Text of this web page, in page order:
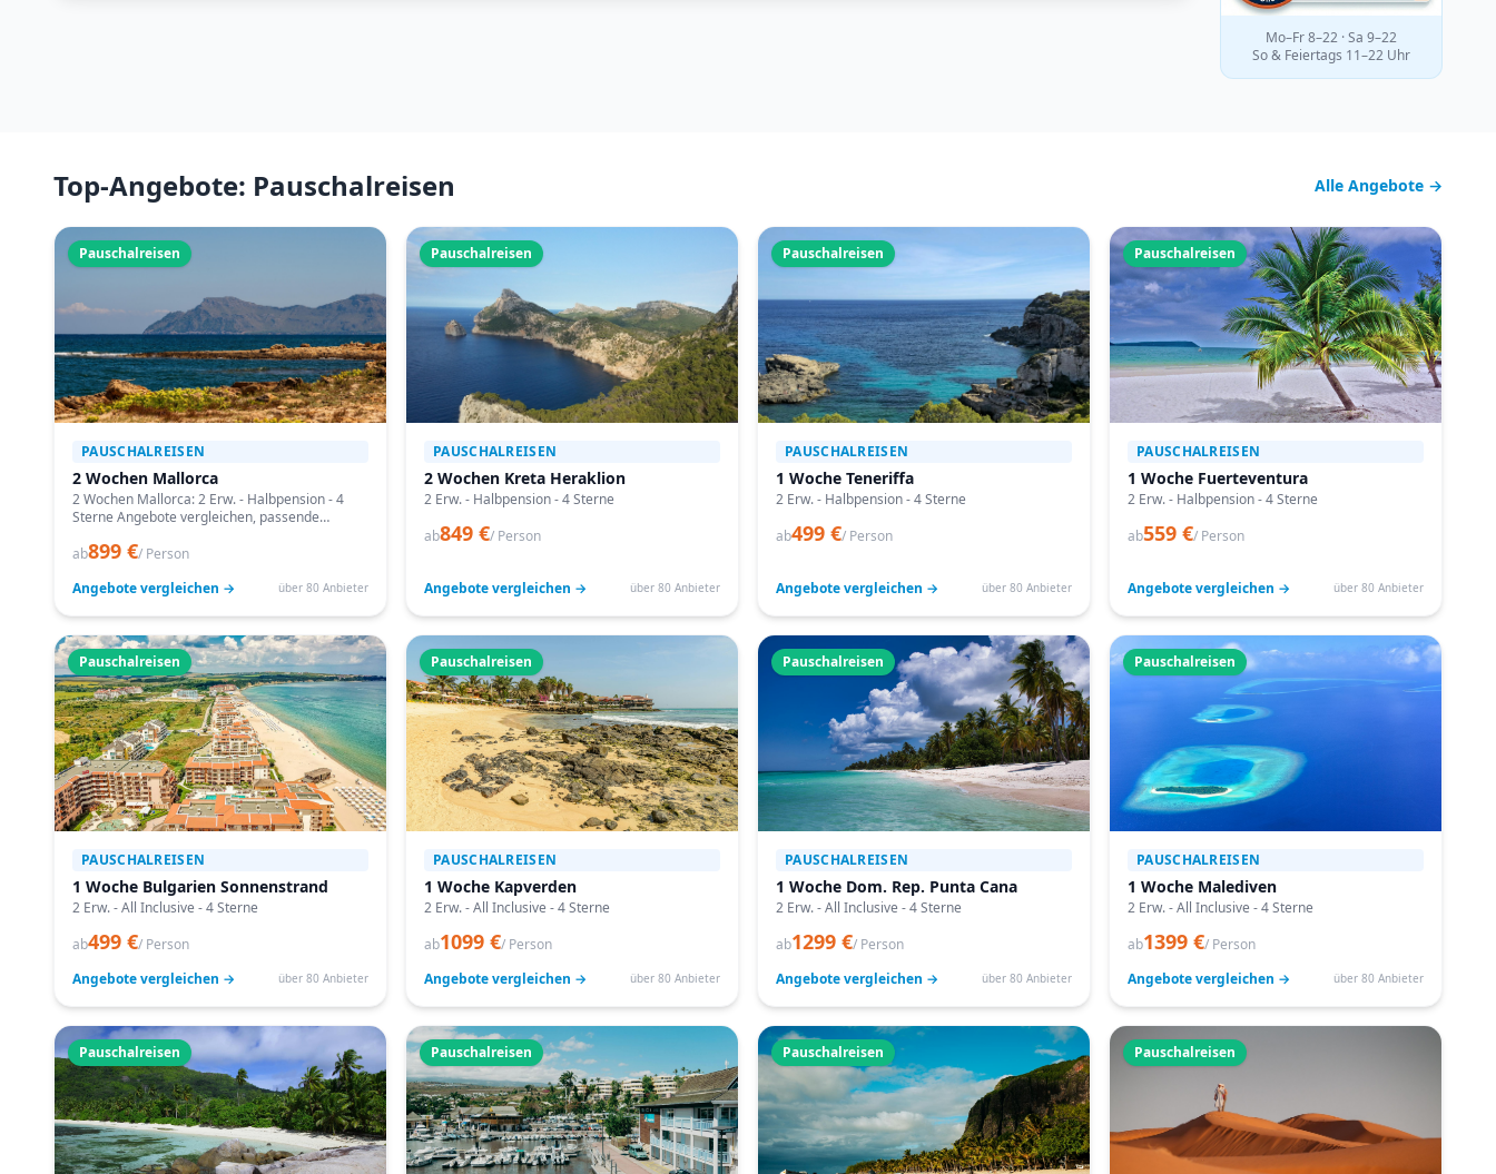
Mo–Fr 8–22 · Sa 9–22
So & Feiertags 11–22 Uhr
Top-Angebote: Pauschalreisen Alle Angebote →
Pauschalreisen
PAUSCHALREISEN
2 Wochen Mallorca
2 Wochen Mallorca: 2 Erw. - Halbpension - 4
Sterne Angebote vergleichen, passende
buchen.
ab899 €/ Person
Angebote vergleichen →
über 80 Anbieter
Pauschalreisen
PAUSCHALREISEN
2 Wochen Kreta Heraklion
2 Erw. - Halbpension - 4 Sterne
ab849 €/ Person
Angebote vergleichen → über 80 Anbieter
Pauschalreisen
PAUSCHALREISEN
1 Woche Teneriffa
2 Erw. - Halbpension - 4 Sterne
ab499 €/ Person
Angebote vergleichen → über 80 Anbieter
Pauschalreisen
PAUSCHALREISEN
1 Woche Fuerteventura
2 Erw. - Halbpension - 4 Sterne
ab559 €/ Person
Angebote vergleichen → über 80 Anbieter
Pauschalreisen
PAUSCHALREISEN
1 Woche Bulgarien Sonnenstrand
2 Erw. - All Inclusive - 4 Sterne
ab499 €/ Person
Angebote vergleichen →
über 80 Anbieter
Pauschalreisen
PAUSCHALREISEN
1 Woche Kapverden
2 Erw. - All Inclusive - 4 Sterne
ab1099 €/ Person
Angebote vergleichen →
über 80 Anbieter
Pauschalreisen
PAUSCHALREISEN
1 Woche Dom. Rep. Punta Cana
2 Erw. - All Inclusive - 4 Sterne
ab1299 €/ Person
Angebote vergleichen →
über 80 Anbieter
Pauschalreisen
PAUSCHALREISEN
1 Woche Malediven
2 Erw. - All Inclusive - 4 Sterne
ab1399 €/ Person
Angebote vergleichen →
über 80 Anbieter
Pauschalreisen Pauschalreisen Pauschalreisen Pauschalreisen